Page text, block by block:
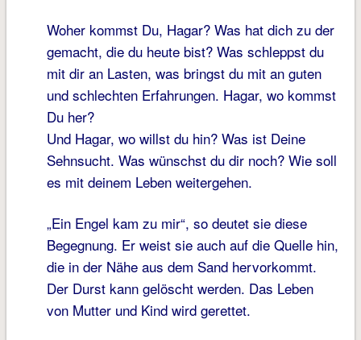
Woher kommst Du, Hagar? Was hat dich zu der
gemacht, die du heute bist? Was schleppst du
mit dir an Lasten, was bringst du mit an guten
und schlechten Erfahrungen. Hagar, wo kommst
Du her?
Und Hagar, wo willst du hin? Was ist Deine
Sehnsucht. Was wünschst du dir noch? Wie soll
es mit deinem Leben weitergehen.
„Ein Engel kam zu mir“, so deutet sie diese
Begegnung. Er weist sie auch auf die Quelle hin,
die in der Nähe aus dem Sand hervorkommt.
Der Durst kann gelöscht werden. Das Leben
von Mutter und Kind wird gerettet.